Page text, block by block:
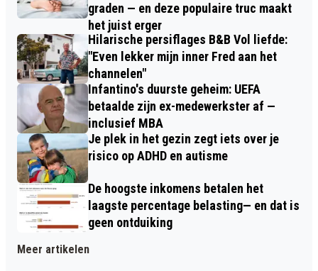
graden — en deze populaire truc maakt
het juist erger
Hilarische persiflages B&B Vol liefde:
"Even lekker mijn inner Fred aan het
channelen"
Infantino's duurste geheim: UEFA
betaalde zijn ex-medewerkster af —
inclusief MBA
Je plek in het gezin zegt iets over je
risico op ADHD en autisme
De hoogste inkomens betalen het
laagste percentage belasting— en dat is
geen ontduiking
Meer artikelen